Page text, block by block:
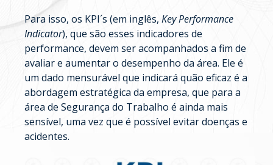
Para isso, os KPI´s (em inglês, Key Performance
Indicator), que são esses indicadores de
performance, devem ser acompanhados a fim de
avaliar e aumentar o desempenho da área. Ele é
um dado mensurável que indicará quão eficaz é a
abordagem estratégica da empresa, que para a
área de Segurança do Trabalho é ainda mais
sensível, uma vez que é possível evitar doenças e
acidentes.